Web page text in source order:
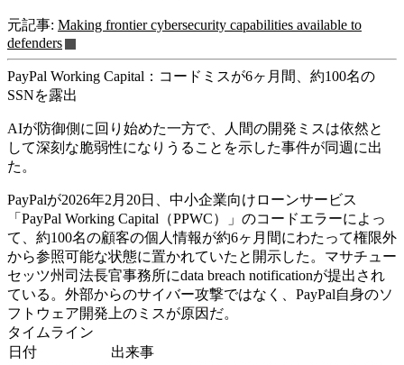
元記事: Making frontier cybersecurity capabilities available to
defenders
PayPal Working Capital：コードミスが6ヶ月間、約100名の
SSNを露出
AIが防御側に回り始めた一方で、人間の開発ミスは依然と
して深刻な脆弱性になりうることを示した事件が同週に出
た。
PayPalが2026年2月20日、中小企業向けローンサービス
「PayPal Working Capital（PPWC）」のコードエラーによっ
て、約100名の顧客の個人情報が約6ヶ月間にわたって権限外
から参照可能な状態に置かれていたと開示した。マサチュー
セッツ州司法長官事務所にdata breach notificationが提出され
ている。外部からのサイバー攻撃ではなく、PayPal自身のソ
フトウェア開発上のミスが原因だ。
タイムライン
日付
出来事